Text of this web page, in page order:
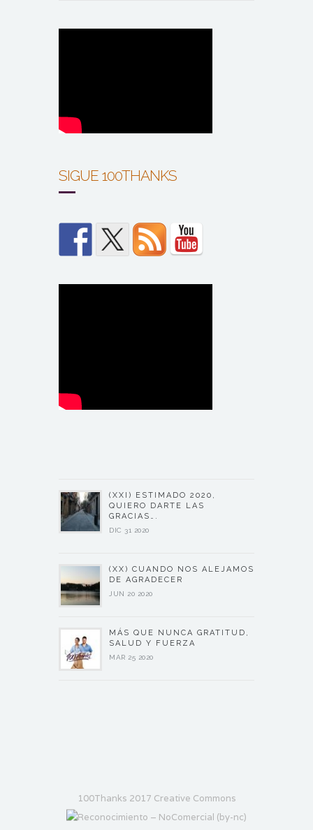
SIGUE 100THANKS
(XXI) ESTIMADO 2020,
QUIERO DARTE LAS
GRACIAS….
DIC 31 2020
(XX) CUANDO NOS ALEJAMOS
DE AGRADECER
JUN 20 2020
MÁS QUE NUNCA GRATITUD,
SALUD Y FUERZA
MAR 25 2020
100Thanks 2017 Creative Commons